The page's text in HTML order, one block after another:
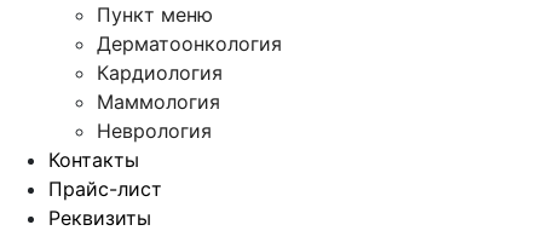
Пункт меню
Дерматоонкология
Кардиология
Маммология
Неврология
Контакты
Прайс-лист
Реквизиты